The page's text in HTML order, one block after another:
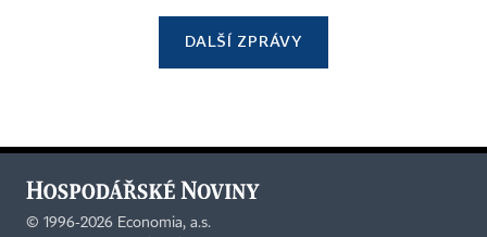
DALŠÍ ZPRÁVY
© 1996-2026 Economia, a.s.